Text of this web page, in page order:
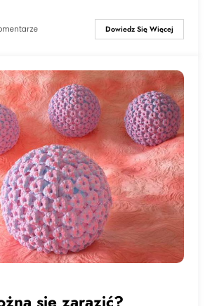
Dowiedz Się Więcej